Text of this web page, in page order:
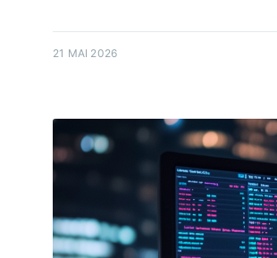
21 MAI 2026